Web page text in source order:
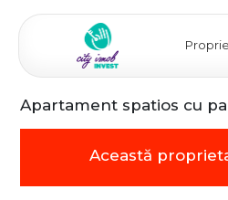
Apartament spatios cu
Această